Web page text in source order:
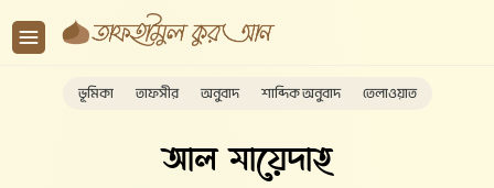
ভূমিকা তাফসীর অনুবাদ শাব্দিক অনুবাদ তেলাওয়াত
আল মায়েদাহ